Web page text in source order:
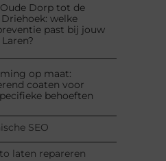
Dorp tot de
welke
past bij jouw
op maat:
coaten voor
behoeften
SEO
laten repareren